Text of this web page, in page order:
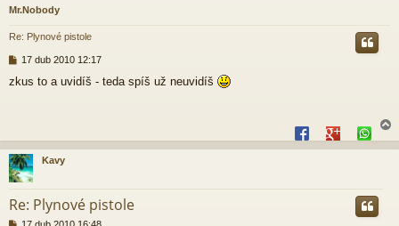
Mr.Nobody
Re: Plynové pistole
P
í
v
e
k
17 dub 2010 12:17
zkus to a uvidíš - teda spíš už neuvidíš
a
h
Kavy
Re: Plynové pistole
P